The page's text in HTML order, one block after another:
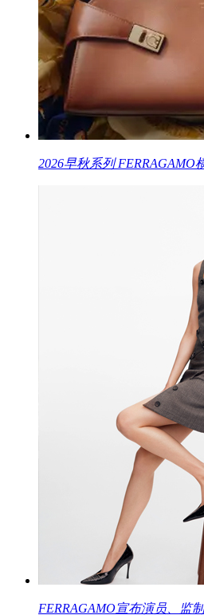
2026早秋系列 FERRAGAMO
FERRAGAMO宣布演员、监